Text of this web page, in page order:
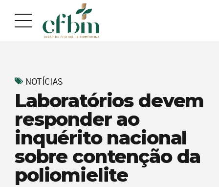
conteúdo
navegação
NOTÍCIAS
Laboratórios devem
responder ao
inquérito nacional
sobre contenção da
poliomielite